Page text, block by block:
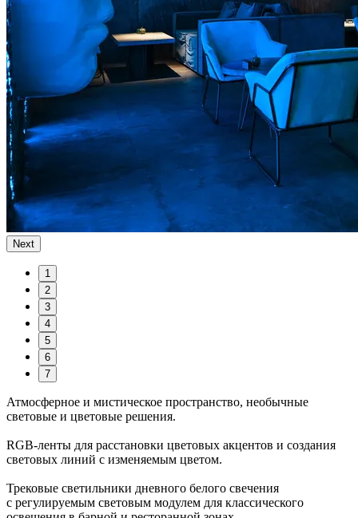
Next
1
2
3
4
5
6
7
Атмосферное и мистическое пространство, необычные
световые и цветовые решения.
RGB-ленты для расстановки цветовых акцентов и создания
световых линий с изменяемым цветом.
Трековые светильники дневного белого свечения
с регулируемым световым модулем для классического